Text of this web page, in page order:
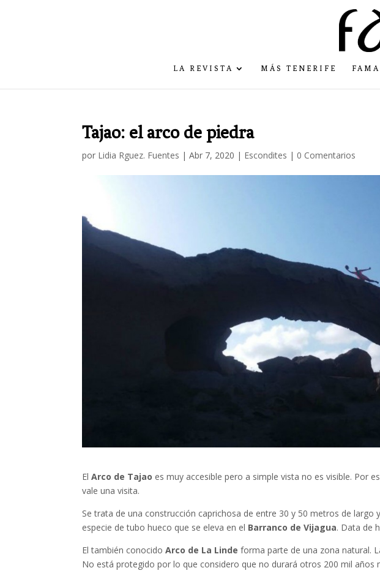
LA REVISTA MÁS TENERIFE
Tajao: el arco de piedra
por Lidia Rguez. Fuentes |Abr 7, 2020 | Escondites | 0 Comentarios
ElArco de Tajao es muy accesible pero a simple vista no es visible. Por
vale una visita.
Se trata de una construcción caprichosa de entre 30 y 50 metros de largo
especie de tubo hueco que se eleva en el Barranco de Vijagua. Data de
El también conocidoArco de La Linde forma parte de una zona natural.
No está protegido por lo que considero que no durará otros 200 mil años